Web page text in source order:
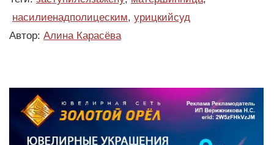
насилиенадполицеским, урицкийсуд
Автор: Алина Карасёва